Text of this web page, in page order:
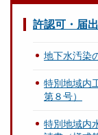
許認可・届出
地下水汚染
特別地域内
第８号）
特別地域内